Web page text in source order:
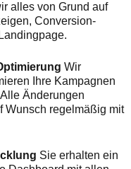
alles von Grund auf
Conversion-
Wir
Ihre Kampagnen
Änderungen
Wunsch regelmäßig mit
Sie erhalten ein